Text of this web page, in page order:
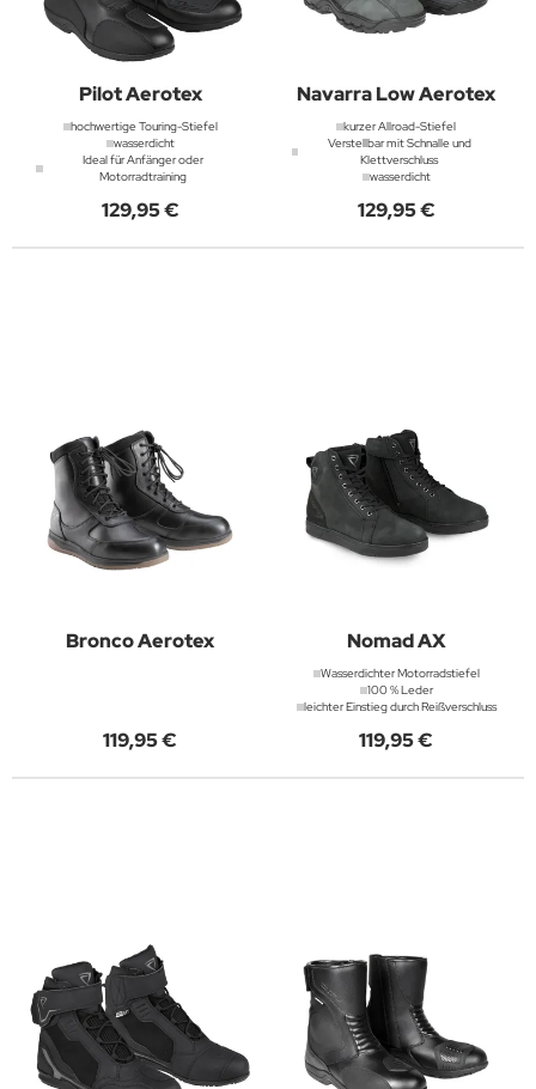
Pilot Aerotex
hochwertige Touring-Stiefel
wasserdicht
Ideal für Anfänger oder
Motorradtraining
129,95 €
Navarra Low Aerotex
kurzer Allroad-Stiefel
Verstellbar mit Schnalle und
Klettverschluss
wasserdicht
129,95 €
Bronco Aerotex
119,95 €
Nomad AX
Wasserdichter Motorradstiefel
100 % Leder
leichter Einstieg durch Reißverschluss
119,95 €